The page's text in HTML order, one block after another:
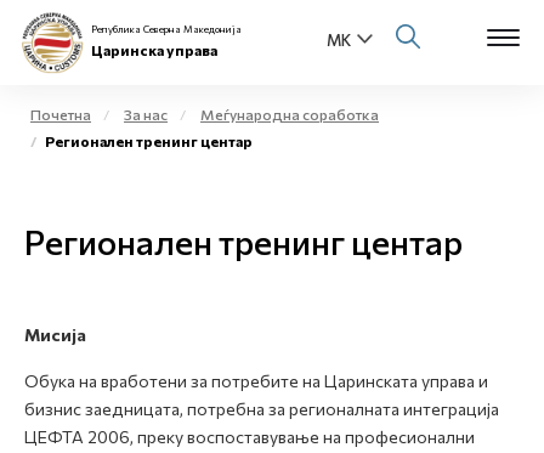
Физички лица
Open
Медиа центар
Република Северна Македонија
Царинска управа
Почетна За нас
Меѓународна соработка
Регионален тренинг центар
Регионален тренинг центар
Мисија
Обука на вработени за потребите на Царинската управа и
бизнис заедницата, потребна за регионалната интеграција
ЦЕФТА 2006, преку воспоставување на професионални